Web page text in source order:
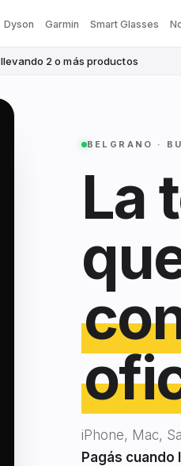
Dyson Garmin Smart Glasses
llevando 2 o más productos
BELGRANO ·
La
iPhone, Mac,
Pagás